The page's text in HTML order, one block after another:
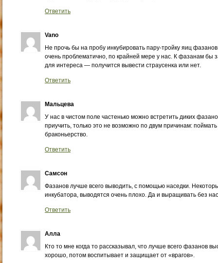
Ответить
Vano
Не прочь бы на пробу инкубировать пару-тройку яиц
очень проблематично, по крайней мере у нас. К фазанам бы
для интереса — получится вывести страусенка или нет.
Ответить
Мальцева
У нас в чистом поле частенько можно встретить диких
приучить, только это не возможно по двум причинам:
браконьерство.
Ответить
Самсон
Фазанов лучше всего выводить, с помощью наседки.
инкубатора, выводятся очень плохо. Да и выращивать без
Ответить
Алла
Кто то мне когда то рассказывал, что лучше всего фазанов
хорошо, потом воспитывает и защищает от «врагов».